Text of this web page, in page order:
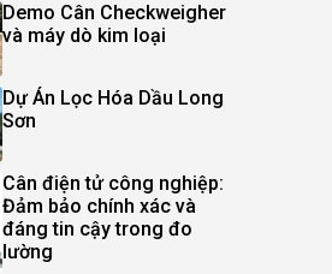
Demo Cân Checkweigher
và máy dò kim loại
Dự Án Lọc Hóa Dầu Long
Sơn
Cân điện tử công nghiệp:
Đảm bảo chính xác và
đáng tin cậy trong đo
lường